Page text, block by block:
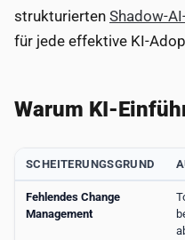
strukturierten Shadow-
für jede effektive KI-
Warum KI-
SCHEITERUNGSGRUND
Fehlendes Change
Management